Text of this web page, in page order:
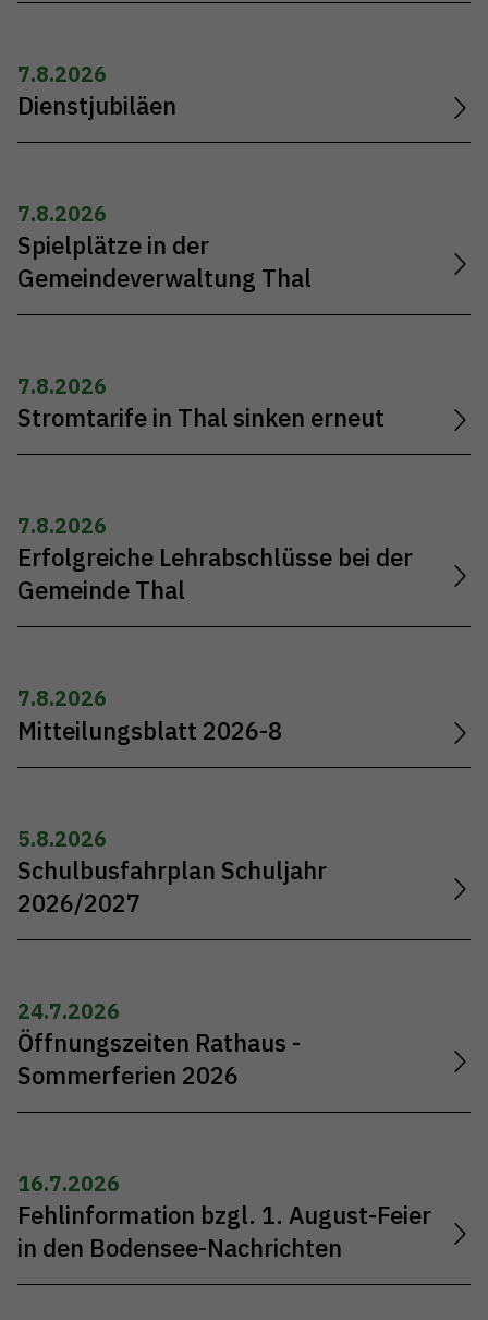
7.8.2026
Dienstjubiläen
7.8.2026
Spielplätze in der
Gemeindeverwaltung Thal
7.8.2026
Stromtarife in Thal sinken erneut
7.8.2026
Erfolgreiche Lehrabschlüsse bei der
Gemeinde Thal
7.8.2026
Mitteilungsblatt 2026-8
5.8.2026
Schulbusfahrplan Schuljahr
2026/2027
24.7.2026
Öffnungszeiten Rathaus -
Sommerferien 2026
16.7.2026
Fehlinformation bzgl. 1. August-Feier
in den Bodensee-Nachrichten